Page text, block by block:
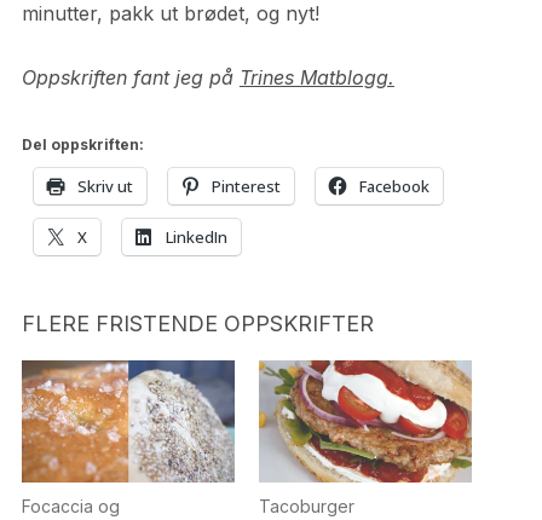
minutter, pakk ut brødet, og nyt!
Oppskriften fant jeg på Trines Matblogg.
Del oppskriften:
Skriv ut Pinterest Facebook
X LinkedIn
FLERE FRISTENDE OPPSKRIFTER
Focaccia og
Tacoburger